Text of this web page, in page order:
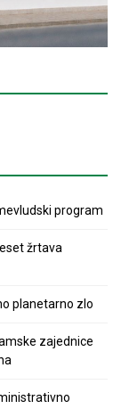
program
žrtava
planetarno zlo
zajednice